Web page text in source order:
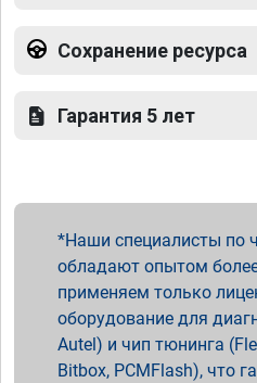
Сохранение ресурса
Гарантия 5 лет
Наши специалисты по
обладают опытом
применяем только
оборудование для
Autel) и чип тюнинга
Bitbox, PCMFlash), что